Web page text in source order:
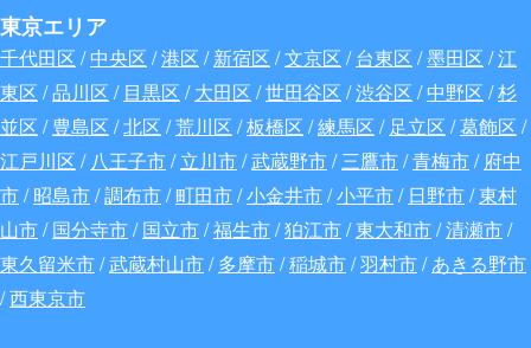
東京エリア
千代田区 /中央区 /港区 /新宿区 /文京区 /台東区 /墨田区 /江
東区 /品川区 / 目黒区 /大田区 /世田谷区 /渋谷区 /中野区 /杉
並区 /豊島区 /北区 /荒川区 /板橋区 /練馬区 /足立区 /葛飾区 /
江戸川区 / 八王子市/立川市/武蔵野市/三鷹市/青梅市/府中
市/昭島市/調布市/町田市/小金井市/小平市/ 日野市/東村
山市/国分寺市/国立市/福生市/狛江市/東大和市/清瀬市/
東久留米市/武蔵村山市/多摩市/稲城市/羽村市/あきる野市
/西東京市